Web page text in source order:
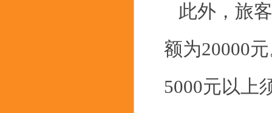
此外，旅
额为20000
5000元以上